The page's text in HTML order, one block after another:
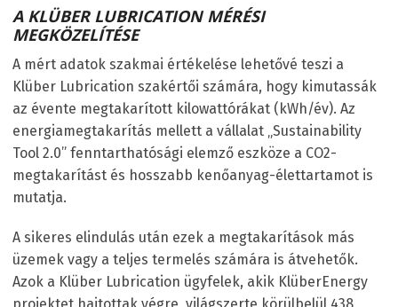
A KLÜBER LUBRICATION MÉRÉSI
MEGKÖZELÍTÉSE
A mért adatok szakmai értékelése lehetővé teszi a
Klüber Lubrication szakértői számára, hogy kimutassák
az évente megtakarított kilowattórákat (kWh/év). Az
energiamegtakarítás mellett a vállalat „Sustainability
Tool 2.0” fenntarthatósági elemző eszköze a CO2-
megtakarítást és hosszabb kenőanyag-élettartamot is
mutatja.
A sikeres elindulás után ezek a megtakarítások más
üzemek vagy a teljes termelés számára is átvehetők.
Azok a Klüber Lubrication ügyfelek, akik KlüberEnergy
projektet hajtottak végre, világszerte körülbelül 438